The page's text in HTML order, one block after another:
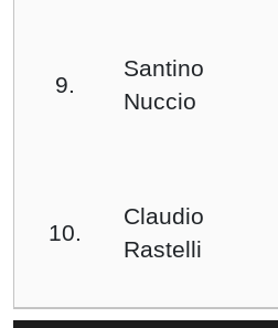
9.
Santino
Nuccio
10.
Claudio
Rastelli